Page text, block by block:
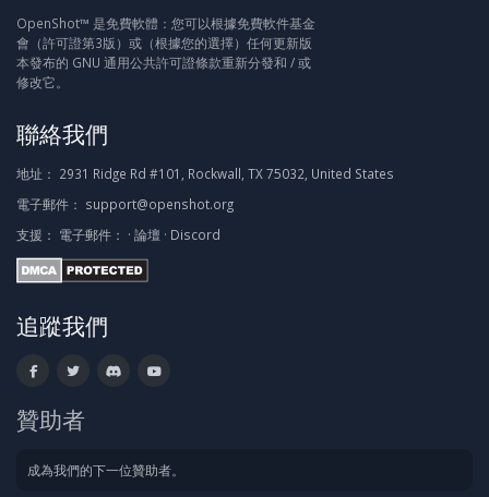
OpenShot™ 是免費軟體：您可以根據免費軟件基金
會（許可證第3版）或（根據您的選擇）任何更新版
本發布的 GNU 通用公共許可證條款重新分發和 / 或
修改它。
聯絡我們
地址： 2931 Ridge Rd #101, Rockwall, TX 75032, United States
電子郵件： support@openshot.org
支援： 電子郵件： · 論壇 · Discord
追蹤我們
贊助者
成為我們的下一位贊助者。